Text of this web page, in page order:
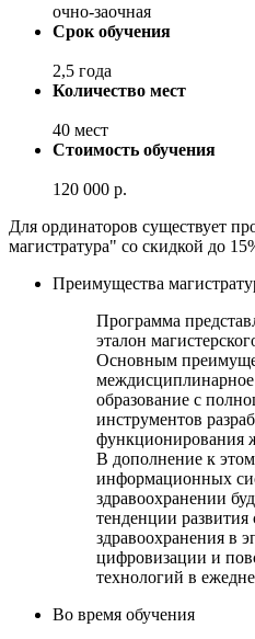
очно-заочная
Срок обучения
2,5 года
Количество мест
40 мест
Стоимость обучения
120 000 р.
Для ординаторов существует
магистратура" со скидкой до
Преимущества
Программа
эталон
Основным
междисциплинарное
образование с
инструментов
функционирования
В дополнение к
информационных
здравоохранении
тенденции
здравоохранения в
цифровизации и
технологий в
Во время обучения